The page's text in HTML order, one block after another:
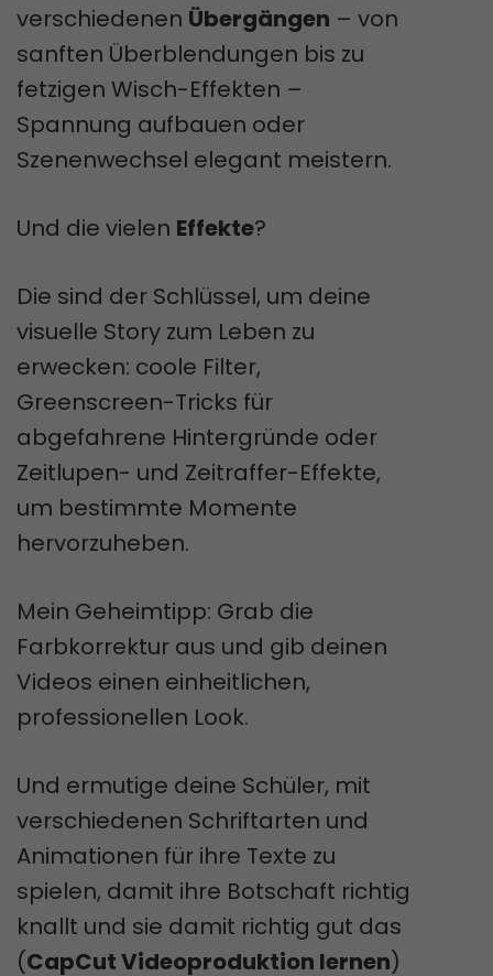
verschiedenen Übergängen – von
sanften Überblendungen bis zu
fetzigen Wisch-Effekten –
Spannung aufbauen oder
Szenenwechsel elegant meistern.
Und die vielen Effekte?
Die sind der Schlüssel, um deine
visuelle Story zum Leben zu
erwecken: coole Filter,
Greenscreen-Tricks für
abgefahrene Hintergründe oder
Zeitlupen- und Zeitraffer-Effekte,
um bestimmte Momente
hervorzuheben.
Mein Geheimtipp: Grab die
Farbkorrektur aus und gib deinen
Videos einen einheitlichen,
professionellen Look.
Und ermutige deine Schüler, mit
verschiedenen Schriftarten und
Animationen für ihre Texte zu
spielen, damit ihre Botschaft richtig
knallt und sie damit richtig gut das
(CapCut Videoproduktion lernen)